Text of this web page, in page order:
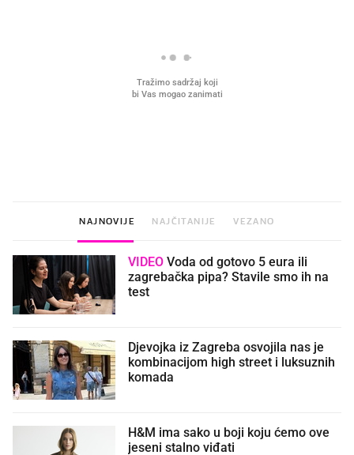
NAJNOVIJE NAJČITANIJE VEZANO
VIDEO
zagrebačka pipa? Stavile smo ih na
test
Djevojka iz Zagreba osvojila nas je
kombinacijom high street i luksuznih
komada
H&M ima sako u boji koju ćemo ove
jeseni stalno viđati